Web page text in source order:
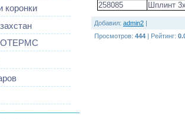
коронки
258085
Шплинт
Добавил: admin2
Просмотров: 444 Рейтинг: